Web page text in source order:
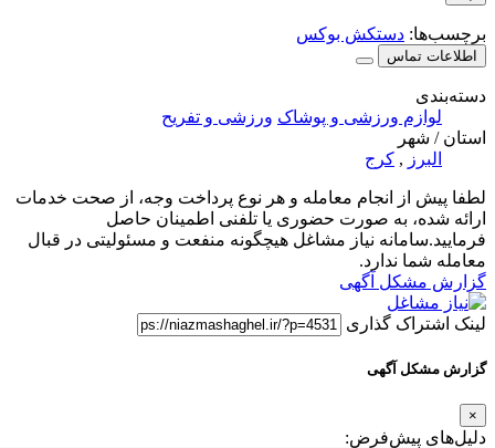
برچسب‌ها: دستکش بوکس
اطلاعات تماس
دسته‌بندی
لوازم ورزشی و پوشاک ورزشی و تفریح
استان / شهر
البرز , کرج
لطفا پیش از انجام معامله و هر نوع پرداخت وجه، از صحت خدمات
ارائه شده، به صورت حضوری یا تلفنی اطمینان حاصل
فرمایید.سامانه نیاز مشاغل هیچگونه منفعت و مسئولیتی در قبال
معامله شما ندارد.
گزارش مشکل آگهی
لینک اشتراک گذاری
گزارش مشکل آگهی
×
دلیل‌های پیش‌فرض: